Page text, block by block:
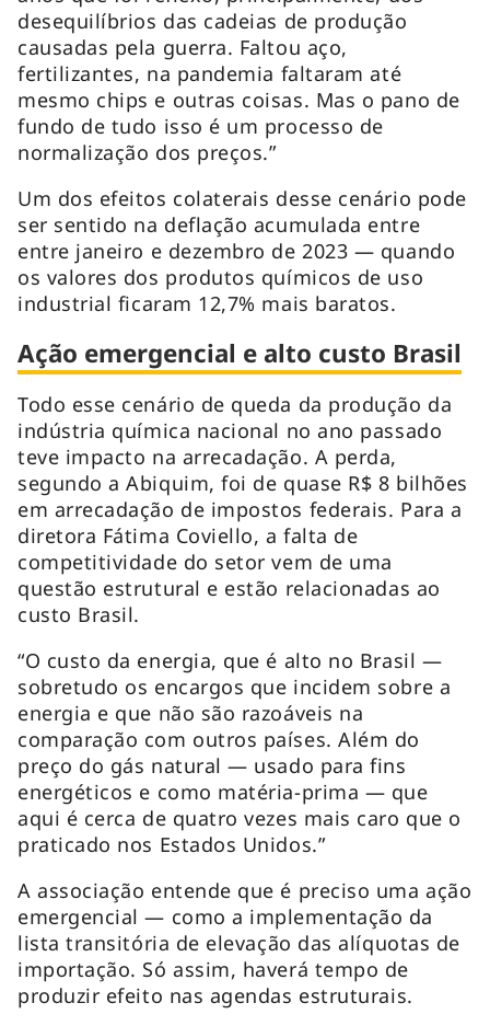
desequilíbrios das cadeias de produção
causadas pela guerra. Faltou aço,
fertilizantes, na pandemia faltaram até
mesmo chips e outras coisas. Mas o pano de
fundo de tudo isso é um processo de
normalização dos preços.”
Um dos efeitos colaterais desse cenário pode
ser sentido na deflação acumulada entre
entre janeiro e dezembro de 2023 — quando
os valores dos produtos químicos de uso
industrial ficaram 12,7% mais baratos.
Ação emergencial e alto custo Brasil
Todo esse cenário de queda da produção da
indústria química nacional no ano passado
teve impacto na arrecadação. A perda,
segundo a Abiquim, foi de quase R$ 8 bilhões
em arrecadação de impostos federais. Para a
diretora Fátima Coviello, a falta de
competitividade do setor vem de uma
questão estrutural e estão relacionadas ao
custo Brasil.
“O custo da energia, que é alto no Brasil —
sobretudo os encargos que incidem sobre a
energia e que não são razoáveis na
comparação com outros países. Além do
preço do gás natural — usado para fins
energéticos e como matéria-prima — que
aqui é cerca de quatro vezes mais caro que o
praticado nos Estados Unidos.”
A associação entende que é preciso uma ação
emergencial — como a implementação da
lista transitória de elevação das alíquotas de
importação. Só assim, haverá tempo de
produzir efeito nas agendas estruturais.